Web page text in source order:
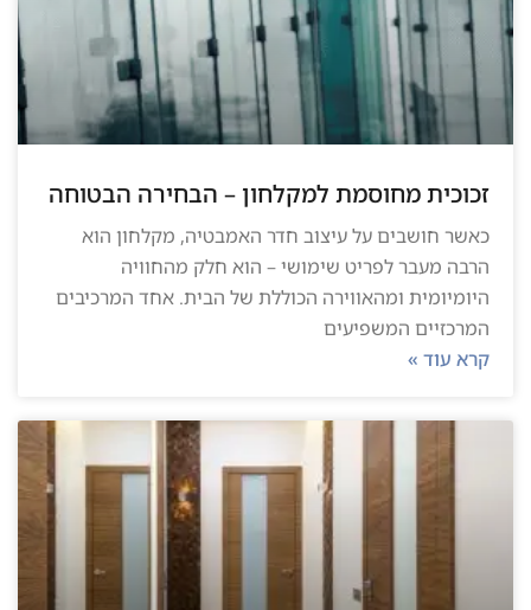
זכוכית מחוסמת למקלחון – הבחירה הבטוחה
כאשר חושבים על עיצוב חדר האמבטיה, מקלחון הוא
הרבה מעבר לפריט שימושי – הוא חלק מהחוויה
היומיומית ומהאווירה הכוללת של הבית. אחד המרכיבים
המרכזיים המשפיעים
קרא עוד »